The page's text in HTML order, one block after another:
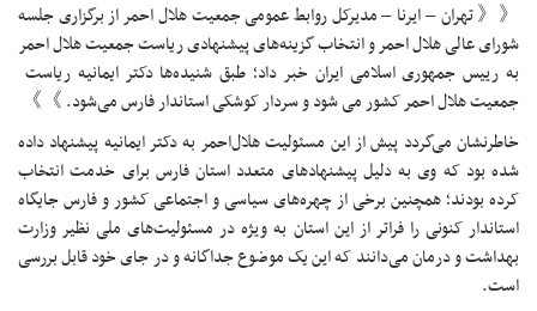
《《 تهران – ایرنا – مدیرکل روابط عمومی جمعیت هلال احمر از برگزاری جلسه
شورای عالی هلال احمر و انتخاب گزینه‌های پیشنهادی ریاست جمعیت هلال احمر
به رییس جمهوری اسلامی ایران خبر داد؛ طبق شنیده‌ها دکتر ایمانیه ریاست
جمعیت هلال احمر کشور می شود و سردار کوشکی استاندار فارس می‌شود. 》》
خاطرنشان می‌گردد پیش از این مسئولیت هلال‌احمر به دکتر ایمانیه پیشنهاد داده
شده‌ بود که وی به دلیل پیشنهادهای متعدد استان فارس برای خدمت انتخاب
کرده بودند؛ همچنین برخی از چهره‌‌های سیاسی و اجتماعی کشور و فارس جایگاه
استاندار کنونی را فراتر از این استان به ویژه در مسئولیت‌های ملی نظیر وزارت
بهداشت و درمان می‌دانند که این یک موضوع جداگانه و در جای خود قابل بررسی
است.